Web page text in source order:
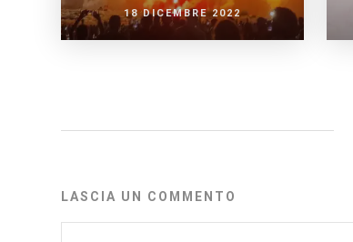
18 DICEMBRE 2022
LASCIA UN COMMENTO